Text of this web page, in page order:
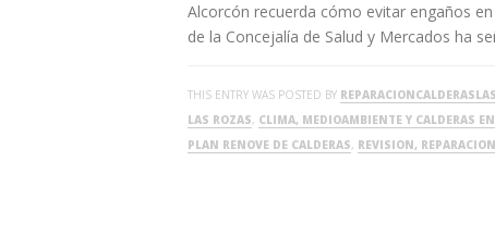
Alcorcón recuerda cómo evitar engaños
de la Concejalía de Salud y Mercados ha
THIS ENTRY WAS POSTED BY
LAS ROZAS, CLIMA, MEDIOAMBIENTE Y CALDERAS
PLAN RENOVE DE CALDERAS, REVISION,